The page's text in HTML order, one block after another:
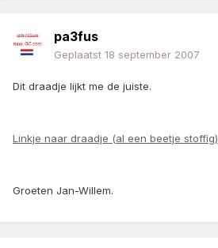
pa3fus
Geplaatst 18 september 2007
Dit draadje lijkt me de juiste.
Linkje naar draadje (al een beetje stoffig)
Groeten Jan-Willem.